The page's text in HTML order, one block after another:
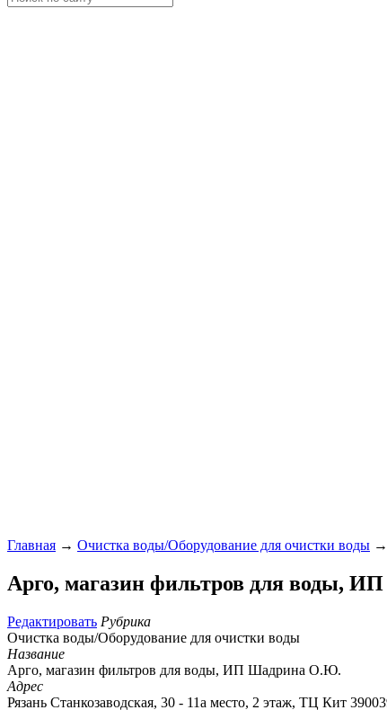
Главная → Очистка воды/Оборудование для очистки воды →
Арго, магазин фильтров для воды,
Редактировать Рубрика
Очистка воды/Оборудование для очистки воды
Название
Арго, магазин фильтров для воды, ИП Шадрина О.Ю.
Адрес
Рязань Станкозаводская, 30 - 11а место, 2 этаж, ТЦ Кит